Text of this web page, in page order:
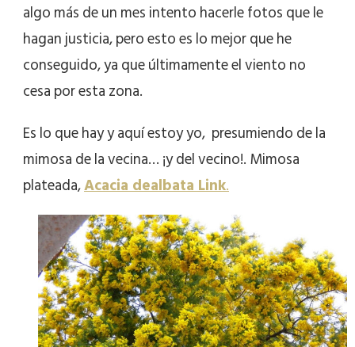
algo más de un mes intento hacerle fotos que le
hagan justicia, pero esto es lo mejor que he
conseguido, ya que últimamente el viento no
cesa por esta zona.
Es lo que hay y aquí estoy yo, presumiendo de la
mimosa de la vecina… ¡y del vecino!. Mimosa
plateada,Acacia dealbata Link.